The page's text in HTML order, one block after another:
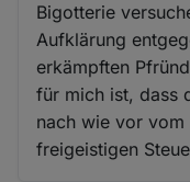
Bigotterie
Aufklärung
erkämpften
für mich ist, dass
nach wie vor
freigeistigen